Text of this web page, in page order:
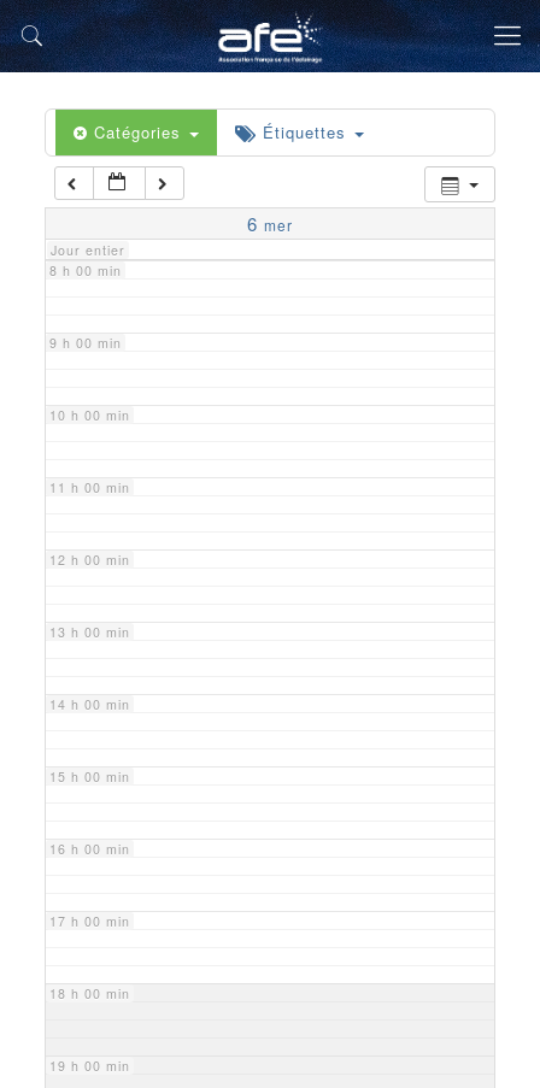
Catégories Étiquettes
6 mer
Jour entier
5 h 00 min
6 h 00 min
7 h 00 min
8 h 00 min
9 h 00 min
10 h 00 min
11 h 00 min
12 h 00 min
13 h 00 min
14 h 00 min
15 h 00 min
16 h 00 min
17 h 00 min
18 h 00 min
19 h 00 min